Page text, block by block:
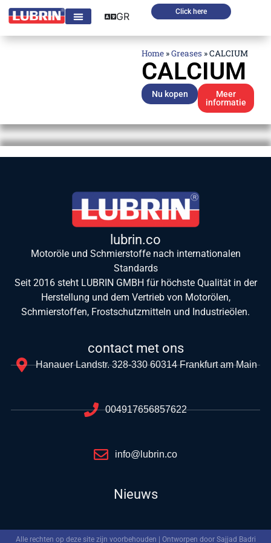
Click here
GR
Home »Greases »CALCIUM
CALCIUM
Nu kopen
Meer
informatie
lubrin.co
Motoröle und Schmierstoffe nach internationalen
Standards
Seit 2016 steht LUBRIN GMBH für höchste Qualität in der
Herstellung und dem Vertrieb von Motorölen,
Schmierstoffen, Frostschutzmitteln und Industrieölen.
contact met ons
Hanauer Landstr. 328-330 60314 Frankfurt am Main
004917656857622
info@lubrin.co
Nieuws
Alle rechten op deze site zijn voorbehouden | Ontworpen door Sajjad Badri